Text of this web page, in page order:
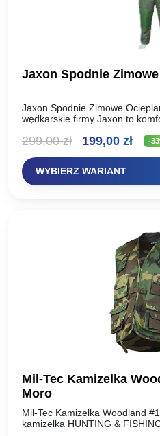
Jaxon Spodnie
Jaxon Spodnie Zimowe
wędkarskie firmy Jaxon to
kolanach i siedzeniu oraz…
299,00zł
Pierwotna
cena
wynosiła:
199,00 zł
cena
-
WYBIERZ WARIANT
Mil-Tec Kamizelka
Moro
Mil-Tec Kamizelka Woodland
kamizelka HUNTING &